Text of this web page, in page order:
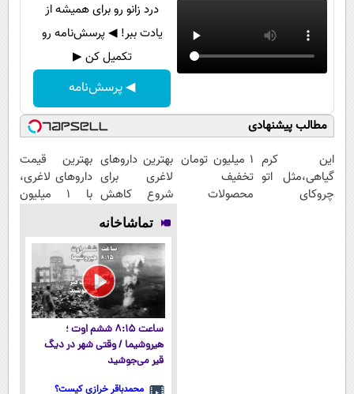
درد زانو رو برای همیشه از
یادت ببر! ◀ پرسش‌نامه رو
تکمیل کن ▶
◀ پرسش‌نامه
مطالب پیشنهادی
این کرم
گیاهی،مثل اتو
چروکای
۱ میلیون تومان
تخفیف
محصولات
بهترین داروهای
لاغری برای
شروع کاهش
وزن، ارسال از
داروخانه های
نزدیکت!
بهترین قیمت
داروهای لاغری،
با ۱ میلیون
تماشاخانه
ساعت ۸:۱۵ ششم اوت ؛
هیروشیما / وقتی شهر در دیگ
قیر می‌جوشید
محمدباقر خرازی کیست؟